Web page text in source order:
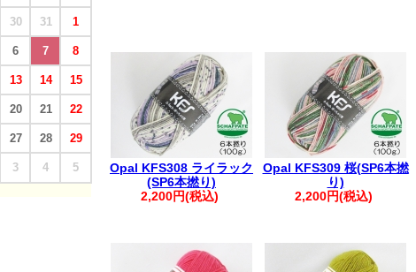
Opal KFS308 ライラック
(SP6本撚り)
2,200円(税込)
Opal KFS309 桜(SP6本撚
り)
2,200円(税込)
30 31 1
6 7 8
13 14 15
20 21 22
27 28 29
3 4 5